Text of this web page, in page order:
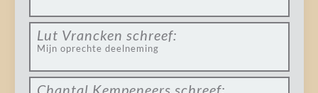
Lut Vrancken schreef:
Mijn oprechte deelneming
Chantal Kempeneers schreef: